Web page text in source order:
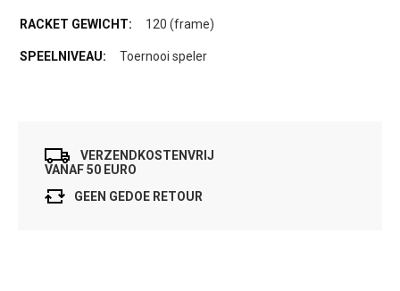
120 (frame)
Toernooi speler
VERZENDKOSTENVRIJ
VANAF 50 EURO
GEEN GEDOE RETOUR